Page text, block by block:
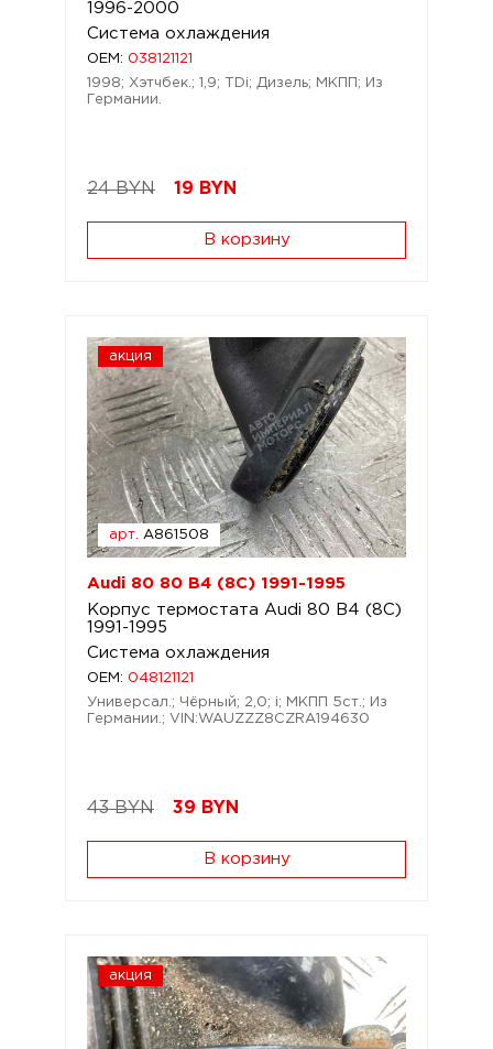
1996-2000
Система охлаждения
OEM: 038121121
1998; Хэтчбек.; 1,9; TDi; Дизель; МКПП; Из
Германии.
24 BYN 19 BYN
В корзину
акция
арт. A861508
Audi 80 80 B4 (8C) 1991-1995
Корпус термостата Audi 80 B4 (8C)
1991-1995
Система охлаждения
OEM: 048121121
Универсал.; Чёрный; 2,0; i; МКПП 5ст.; Из
Германии.; VIN:WAUZZZ8CZRA194630
43 BYN 39 BYN
В корзину
акция